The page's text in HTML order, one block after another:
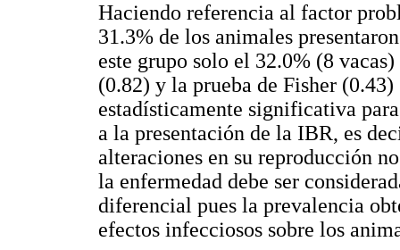
Haciendo referencia al factor
31.3% de los animales
este grupo solo el 32.0% (8
(0.82) y la prueba de Fisher
estadísticamente significativa
a la presentación de la IBR, es
alteraciones en su reproducción
la enfermedad debe ser
diferencial pues la prevalencia
efectos infecciosos sobre los